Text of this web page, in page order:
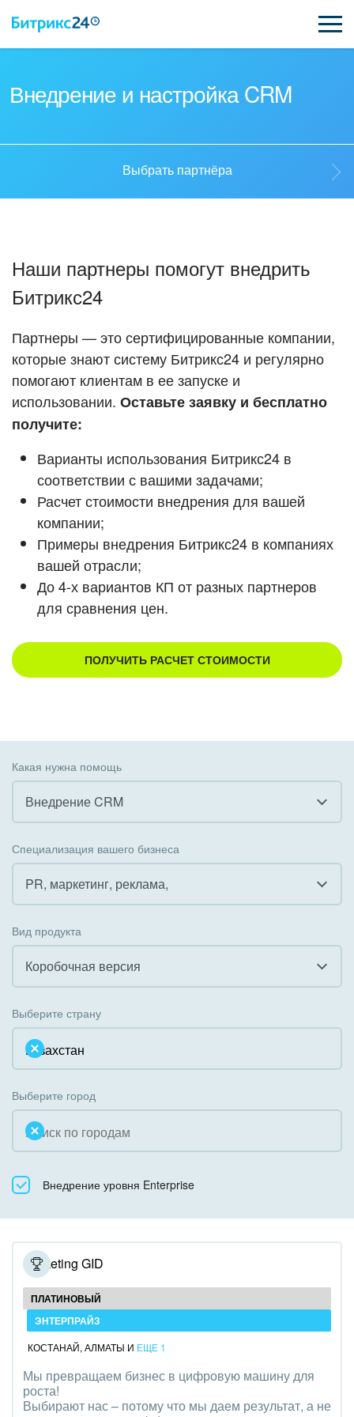
ПОЛУЧИТЬ БЕСПЛАТНО
ВХОД
ВХОД
Внедрение и настройка CRM
Стать партнёром
Кейсы партнеров
Смотреть видеокейсы
Выбрать партнёра
Наши партнеры помогут внедрить
Битрикс24
Партнеры — это сертифицированные компании,
которые знают систему Битрикс24 и регулярно
помогают клиентам в ее запуске и
использовании. Оставьте заявку и бесплатно
получите:
Варианты использования Битрикс24 в
соответствии с вашими задачами;
Расчет стоимости внедрения для вашей
компании;
Примеры внедрения Битрикс24 в компаниях
вашей отрасли;
До 4-х вариантов КП от разных партнеров
для сравнения цен.
ПОЛУЧИТЬ РАСЧЕТ СТОИМОСТИ
Какая нужна помощь
Внедрение CRM
Внедрение КЭДО
Интеграция с 1С
Организация задач и проектов
Внедрение Бизнес-процессов
Системное администрирование
Интернет-магазин и CRM
Крупные корпоративные внедрения
Внедрение для медицины
Внедрение для гос.организаций
Внедрение онлайн-продаж
Внедрение онлайн-офиса / Интранета
Специализация вашего бизнеса
PR, маркетинг, реклама,
Государственные организации
Коммунальные услуги, ЖКХ
Некоммерческие, религиозные организации,
Недвижимость, риэлтерские компании
Образование, наука
Общественно-политические организации
Охрана, безопасность
Промышленность
СМИ, издательства, справочники
Страхование
Строительство, ремонт и благоустройство
Транспорт, Авиация, автобизнес
Вид продукта
Коробочная версия
Облачный Битрикс24
Коробочная версия
Выберите страну
Выберите город
Внедрение уровня Enterprise
Marketing GID
ПЛАТИНОВЫЙ
ЭНТЕРПРАЙЗ
КОСТАНАЙ, АЛМАТЫ И ЕЩЕ 1
Мы превращаем бизнес в цифровую машину для
роста!
Выбирают нас – потому что мы даем результат, а не